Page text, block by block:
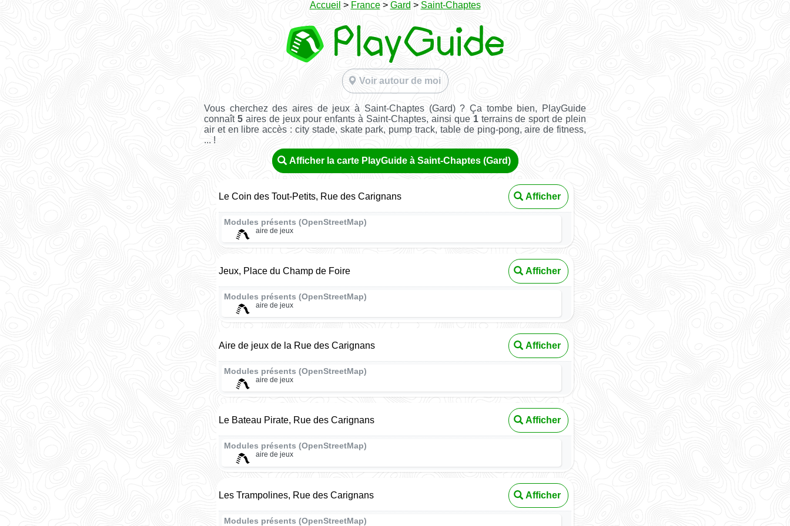
Accueil > France> Gard > Saint-Chaptes
Voir autour de moi
Vous cherchez des aires de jeux à Saint-Chaptes (Gard) ? Ça tombe bien, PlayGuide
connaît 5aires de jeux pour enfants à Saint-Chaptes, ainsi que 1terrains de sport de plein
air et en libre accès : city stade, skate park, pump track, table de ping-pong, aire de fitness,
... !
Afficher la carte PlayGuide à Saint-Chaptes (Gard)
Le Coin des Tout-Petits, Rue des Carignans Afficher
Modules présents (OpenStreetMap)
aire de jeux
Jeux, Place du Champ de Foire Afficher
Modules présents (OpenStreetMap)
aire de jeux
Aire de jeux de la Rue des Carignans Afficher
Modules présents (OpenStreetMap)
aire de jeux
Le Bateau Pirate, Rue des Carignans Afficher
Modules présents (OpenStreetMap)
aire de jeux
Les Trampolines, Rue des Carignans Afficher
Modules présents (OpenStreetMap)